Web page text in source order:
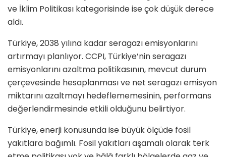
ve İklim Politikası kategorisinde ise çok düşük derece
aldı.
Türkiye, 2038 yılına kadar seragazı emisyonlarını
artırmayı planlıyor. CCPI, Türkiye’nin seragazı
emisyonlarını azaltma politikasının, mevcut durum
çerçevesinde hesaplanması ve net seragazı emisyon
miktarını azaltmayı hedeflememesinin, performans
değerlendirmesinde etkili olduğunu belirtiyor.
Türkiye, enerji konusunda ise büyük ölçüde fosil
yakıtlara bağımlı. Fosil yakıtları aşamalı olarak terk